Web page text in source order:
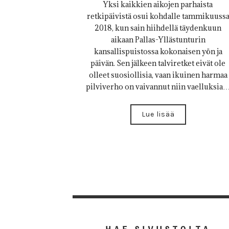
Yksi kaikkien aikojen parhaista
retkipäivistä osui kohdalle tammikuussa
2018, kun sain hiihdellä täydenkuun
aikaan Pallas-Yllästunturin
kansallispuistossa kokonaisen yön ja
päivän. Sen jälkeen talviretket eivät ole
olleet suosiollisia, vaan ikuinen harmaa
pilviverho on vaivannut niin
Lue lisää